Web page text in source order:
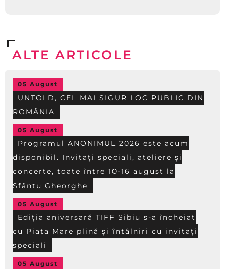
ALTE ARTICOLE
05 August
UNTOLD, CEL MAI SIGUR LOC PUBLIC DIN
ROMÂNIA
05 August
Programul ANONIMUL 2026 este acum
disponibil. Invitați speciali, ateliere și
concerte, toate între 10-16 august la
Sfântu Gheorghe
05 August
Ediția aniversară TIFF Sibiu s-a încheiat
cu Piața Mare plină și întâlniri cu invitați
speciali
05 August